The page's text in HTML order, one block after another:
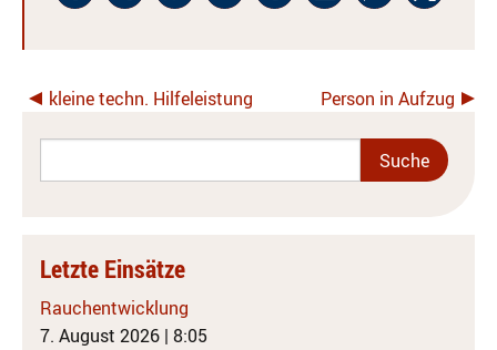
kleine techn. Hilfeleistung Person in Aufzug
Letzte Einsätze
Rauchentwicklung
7. August 2026 | 8:05